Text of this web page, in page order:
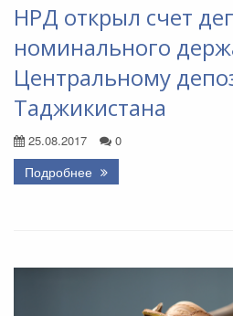
НРД открыл счет
номинального
Центральному
Таджикистана
25.08.2017 0
Подробнее